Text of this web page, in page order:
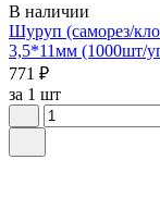
В наличии
Шуруп (саморез/
3,5*11мм (1000шт/
771 ₽
за 1 шт